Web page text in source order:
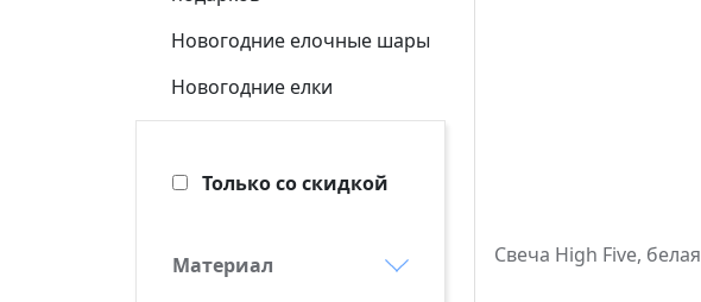
Новогодние елочные шары
Новогодние елки
Только со скидкой
Материал
Свеча High Five, белая